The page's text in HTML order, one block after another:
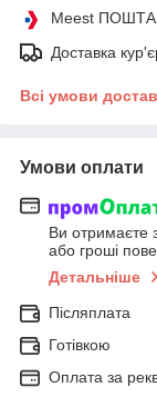
Meest ПОШТА
Доставка
Всі умови
Умови оплати
Ви отримаєте
або гроші
Детальніше
Післяплата
Готівкою
Оплата за